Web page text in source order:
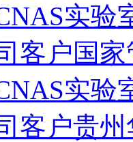
实验
客户国
实验
客户贵